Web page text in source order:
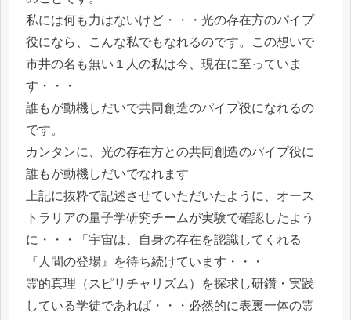
私には何も力はないけど・・・光の存在方のパイプ
役になら、こんな私でもなれるのです。この想いで
市井の名も無い１人の私は今、現在に至っていま
す・・・
誰もが動機しだいで共同創造のパイプ役になれるの
です。
カンタンに、光の存在方との共同創造のパイプ役に
誰もが動機しだいでなれます
上記に抜粋で記述させていただいたように、オース
トラリアの量子学研究チームが実験で確認したよう
に・・・「宇宙は、自身の存在を認識してくれる
『人間の登場』を待ち続けています・・・
霊的真理（スピリチャリズム）を探求し研鑽・実践
している学徒であれば・・・必然的に表裏一体の霊